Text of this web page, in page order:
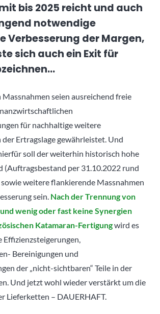
bis 2025 reicht und auch
notwendige
Verbesserung der Margen,
sich auch ein Exit für
seien ausreichend freie
für nachhaltige weitere
der Ertragslage gewährleistet. Und
soll der weiterhin historisch hohe
(Auftragsbestand per 31.10.2022 rund
weitere flankierende Massnahmen
sein. Nach der Trennung von
wenig oder fast keine Synergien
Katamaran-Fertigungwird es
Effizienzsteigerungen,
Bereinigungen und
der „nicht-sichtbaren“ Teile in der
Und jetzt wohl wieder verstärkt um die
Lieferketten – DAUERHAFT.